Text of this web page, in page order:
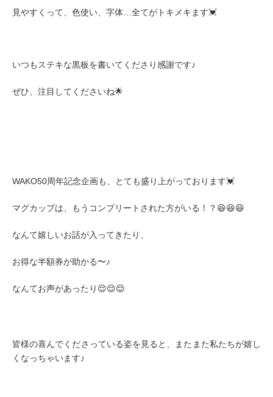
見やすくって、色使い、字体…全てがトキメキます💓
いつもステキな黒板を書いてくださり感謝です♪
ぜひ、注目してくださいね🌟
WAKO50周年記念企画も、とても盛り上がっております💓
マグカップは、もうコンプリートされた方がいる！？😆😆😆
なんて嬉しいお話が入ってきたり、
お得な半額券が助かる〜♪
なんてお声があったり😌😌😌
皆様の喜んでくださっている姿を見ると、またまた私たちが嬉し
くなっちゃいます♪